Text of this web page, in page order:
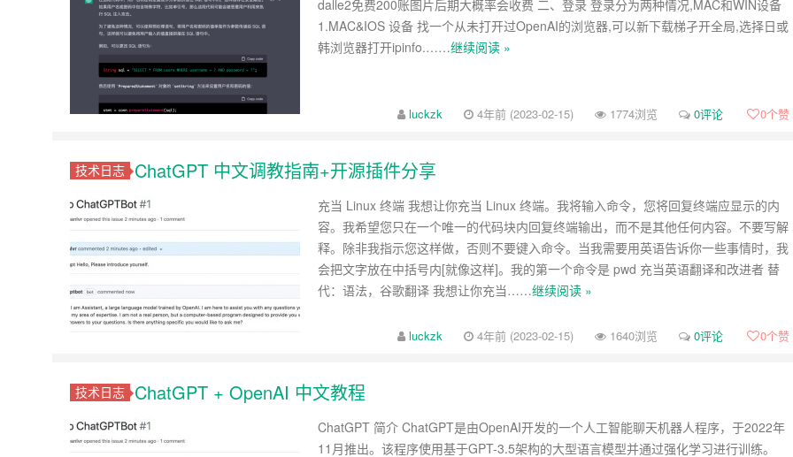
dalle2免费200账图片后期大概率会收费 二、登录 登录分为两种情况,MAC和WIN设备
1.MAC&IOS 设备 找一个从未打开过OpenAI的浏览器,可以新下载梯孑开全局,选择日或
韩浏览器打开ipinfo.……继续阅读 »
luckzk 4年前 (2023-02-15) 1774浏览 0评论 0个赞
技术日志 ChatGPT 中文调教指南+开源插件分享
充当 Linux 终端 我想让你充当 Linux 终端。我将输入命令，您将回复终端应显示的内
容。我希望您只在一个唯一的代码块内回复终端输出，而不是其他任何内容。不要写解
释。除非我指示您这样做，否则不要键入命令。当我需要用英语告诉你一些事情时，我
会把文字放在中括号内[就像这样]。我的第一个命令是 pwd 充当英语翻译和改进者 替
代：语法，谷歌翻译 我想让你充当……继续阅读 »
luckzk 4年前 (2023-02-15) 1640浏览 0评论 0个赞
技术日志 ChatGPT + OpenAI 中文教程
ChatGPT 简介 ChatGPT是由OpenAI开发的一个人工智能聊天机器人程序，于2022年
11月推出。该程序使用基于GPT-3.5架构的大型语言模型并通过强化学习进行训练。